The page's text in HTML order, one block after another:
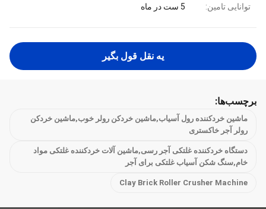
توانایی تامین: 5 ست در ماه
يه نقل قول بگير
برچسب‌ها:
ماشین خردکننده رول آسیاب,ماشین خردکن رولر خوب,ماشین خردکن
رولر آجر خاکستری
دستگاه خردکننده غلتکی آجر رسی,ماشین آلات خردکننده غلتکی مواد
خام,سنگ شکن آسیاب غلتکی برای آجر
Clay Brick Roller Crusher Machine